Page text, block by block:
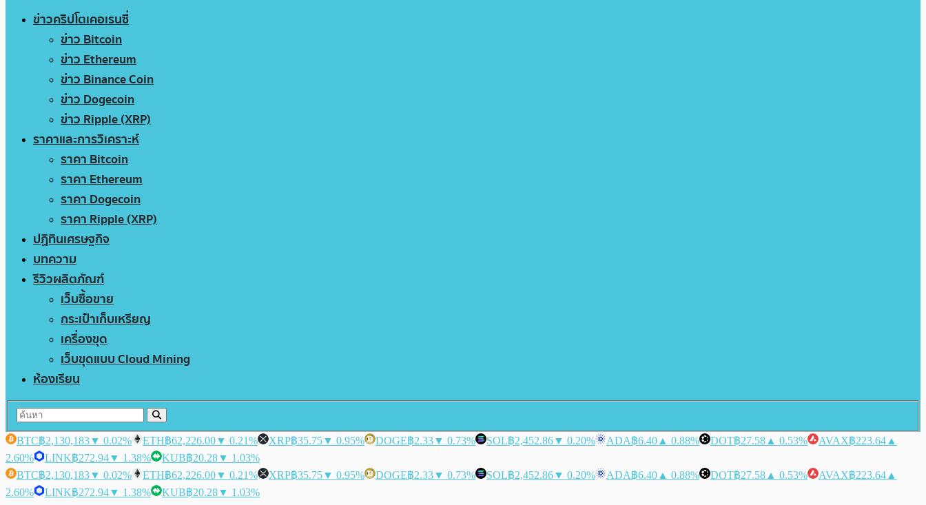
ข่าวคริปโตเคอเรนซี่
ข่าว Bitcoin
ข่าว Ethereum
ข่าว Binance Coin
ข่าว Dogecoin
ข่าว Ripple (XRP)
ราคาและการวิเคราะห์
ราคา Bitcoin
ราคา Ethereum
ราคา Dogecoin
ราคา Ripple (XRP)
ปฏิทินเศรษฐกิจ
บทความ
รีวิวผลิตภัณฑ์
เว็บซื้อขาย
กระเป๋าเก็บเหรียญ
เครื่องขุด
เว็บขุดแบบ Cloud Mining
ห้องเรียน
BTC฿2,130,183▼ 0.02% ETH฿62,226.00▼ 0.21% XRP฿35.75▼ 0.95% DOGE฿2.33▼ 0.73% SOL฿2,452.86▼ 0.20% ADA฿6.40 ▲ 0.88% DOT฿27.58 ▲ 0.53% AVAX฿223.64 ▲
2.60%
LINK฿272.94▼ 1.38% KUB฿20.28▼ 1.03%
BTC฿2,130,183▼ 0.02% ETH฿62,226.00▼ 0.21% XRP฿35.75▼ 0.95% DOGE฿2.33▼ 0.73% SOL฿2,452.86▼ 0.20% ADA฿6.40 ▲ 0.88% DOT฿27.58 ▲ 0.53% AVAX฿223.64 ▲
2.60%
LINK฿272.94▼ 1.38% KUB฿20.28▼ 1.03%